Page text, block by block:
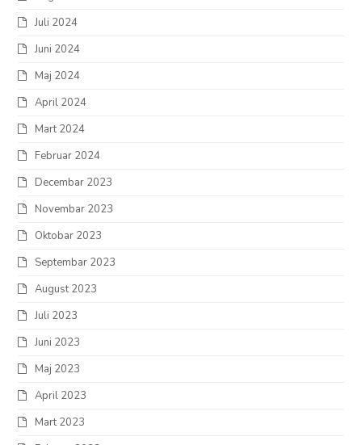
Juli 2024
Juni 2024
Maj 2024
April 2024
Mart 2024
Februar 2024
Decembar 2023
Novembar 2023
Oktobar 2023
Septembar 2023
August 2023
Juli 2023
Juni 2023
Maj 2023
April 2023
Mart 2023